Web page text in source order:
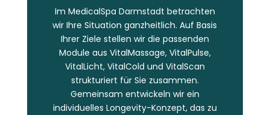
Im MedicalSpa Darmstadt betrachten
wir Ihre Situation ganzheitlich. Auf Basis
Ihrer Ziele stellen wir die passenden
Module aus VitalMassage, VitalPulse,
VitalLicht, VitalCold und VitalScan
strukturiert für Sie zusammen.
Gemeinsam entwickeln wir ein
individuelles Longevity-Konzept, das zu